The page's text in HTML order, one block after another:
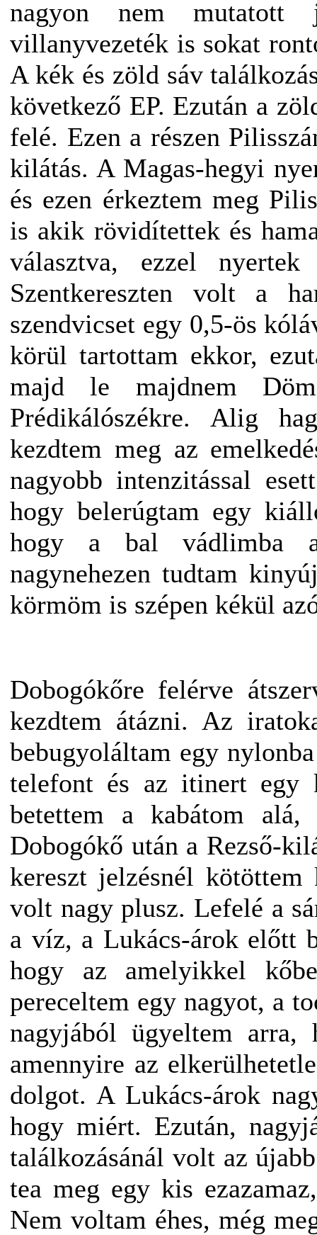
nagyon nem
villanyvezeték is sokat
A kék és zöld sáv
következő EP. Ezután a
felé. Ezen a részen
kilátás. A Magas-hegyi
és ezen érkeztem meg
is akik rövidítettek és
választva, ezzel nyertek
Szentkereszten volt a
szendvicset egy 0,5-ös
körül tartottam ekkor,
majd le majdnem
Prédikálószékre. Alig
kezdtem meg az
nagyobb intenzitással
hogy belerúgtam egy
hogy a bal vádlimba
nagynehezen tudtam
körmöm is szépen kékül
Dobogókőre felérve
kezdtem átázni. Az
bebugyoláltam egy
telefont és az itinert egy
betettem a kabátom alá,
Dobogókő után a Rezső-
kereszt jelzésnél
volt nagy plusz. Lefelé a
a víz, a Lukács-árok előtt
hogy az amelyikkel
pereceltem egy nagyot, a
nagyjából ügyeltem
amennyire az
dolgot. A Lukács-árok
hogy miért. Ezután,
találkozásánál volt az
tea meg egy kis
Nem voltam éhes, még